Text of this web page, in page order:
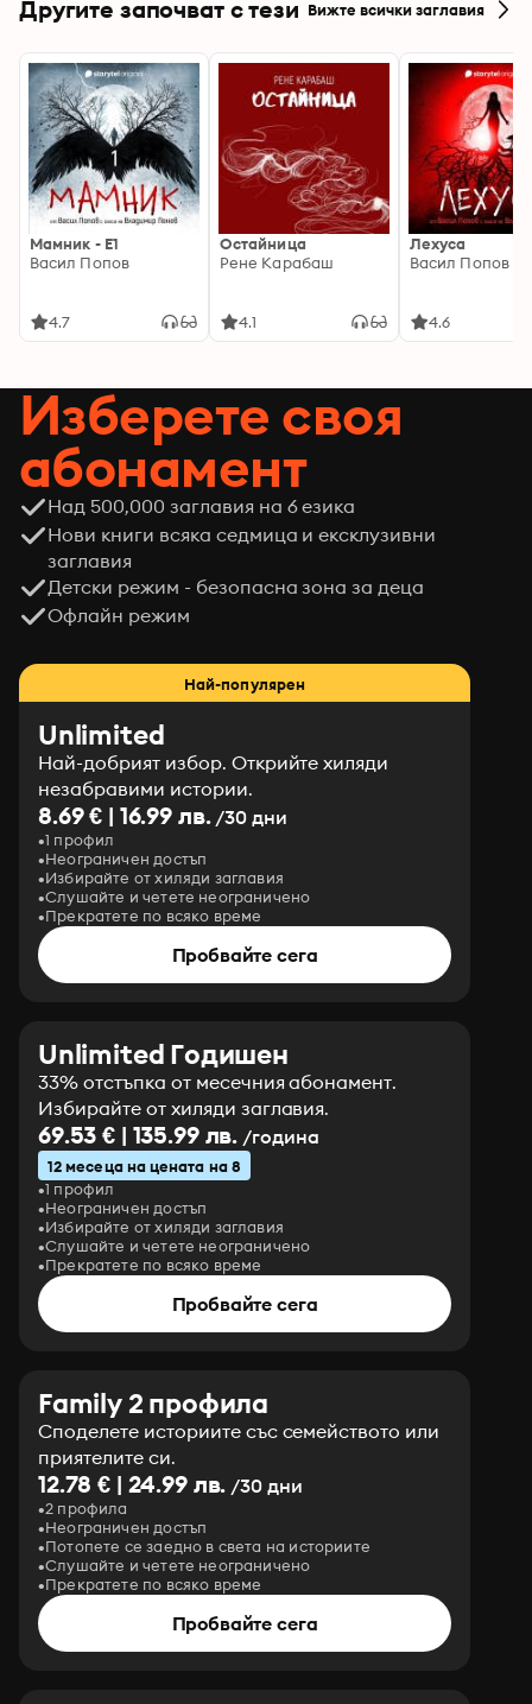
Другите започват с тези Вижте всички заглавия
Мамник - E1
Васил Попов
4.7
Остайница
Рене Карабаш
4.1
Лехуса
Васил Попов
4.6
Изберете своя
абонамент
Над 500,000 заглавия на 6 езика
Нови книги всяка седмица и ексклузивни
заглавия
Детски режим - безопасна зона за деца
Офлайн режим
Най-популярен
Unlimited
Най-добрият избор. Открийте хиляди
незабравими истории.
8.69 € | 16.99 лв./30 дни
1 профил
Неограничен достъп
Избирайте от хиляди заглавия
Слушайте и четете неограничено
Прекратете по всяко време
Пробвайте сега
Unlimited Годишен
33% отстъпка от месечния абонамент.
Избирайте от хиляди заглавия.
69.53 € | 135.99 лв. /година
12 месеца на цената на 8
1 профил
Неограничен достъп
Избирайте от хиляди заглавия
Слушайте и четете неограничено
Прекратете по всяко време
Пробвайте сега
Family 2 профила
Споделете историите със семейството или
приятелите си.
12.78 € | 24.99 лв. /30 дни
2 профила
Неограничен достъп
Потопете се заедно в света на историите
Слушайте и четете неограничено
Прекратете по всяко време
Пробвайте сега